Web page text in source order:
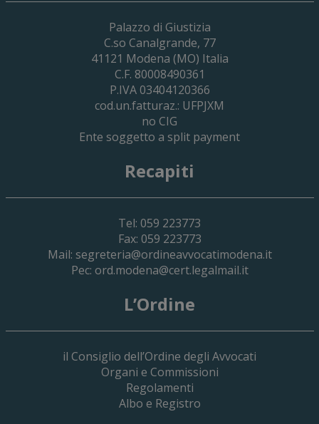
29 Giugno 2026
Cassa Forense – Elezioni Dei Delegati
2030
Palazzo di Giustizia
C.so Canalgrande, 77
41121 Modena (MO) Italia
C.F. 80008490361
P.IVA 03404120366
cod.un.fatturaz.: UFPJXM
no CIG
Ente soggetto a split payment
Recapiti
Tel: 059 223773
Fax: 059 223773
Mail: segreteria@ordineavvocatimodena.it
Pec: ord.modena@cert.legalmail.it
L’Ordine
il Consiglio dell’Ordine degli Avvocati
Organi e Commissioni
Regolamenti
Albo e Registro